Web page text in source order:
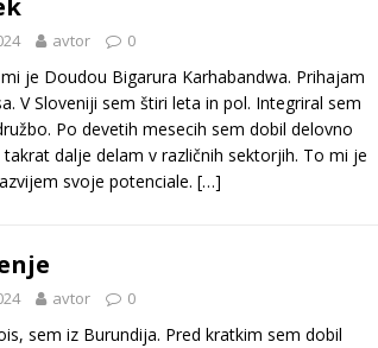
avtor 0
je Doudou Bigarura Karhabandwa. Prihajam
V Sloveniji sem štiri leta in pol. Integriral sem
Po devetih mesecih sem dobil delovno
dalje delam v različnih sektorjih. To mi je
svoje potenciale. […]
avtor 0
sem iz Burundija. Pred kratkim sem dobil